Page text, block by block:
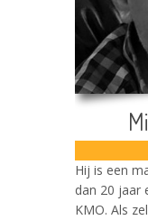
Hij is een
dan 20 jaar
KMO. Als